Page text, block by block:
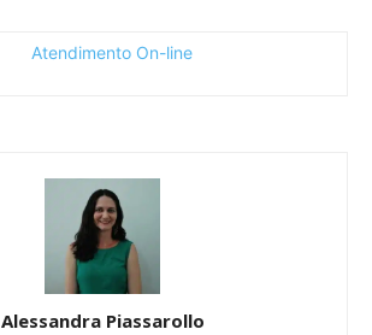
Alessandra Piassarollo